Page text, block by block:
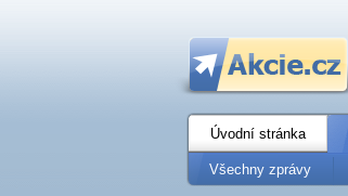
Úvodní stránka
Všechny zprávy